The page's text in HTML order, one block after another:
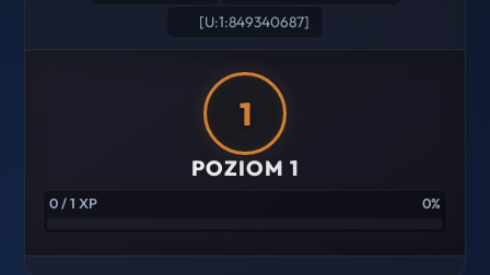
[U:1:849340687]
1
POZIOM 1
0 / 1 XP 0%